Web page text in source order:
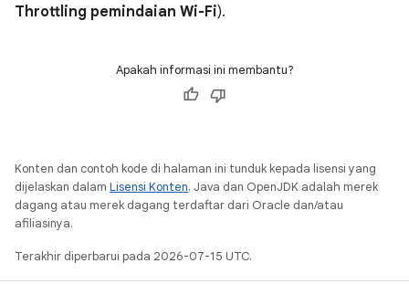
Throttling pemindaian Wi-Fi).
Apakah informasi ini membantu?
Konten dan contoh kode di halaman ini tunduk kepada lisensi yang
dijelaskan dalam Lisensi Konten. Java dan OpenJDK adalah merek
dagang atau merek dagang terdaftar dari Oracle dan/atau
afiliasinya.
Terakhir diperbarui pada 2026-07-15 UTC.